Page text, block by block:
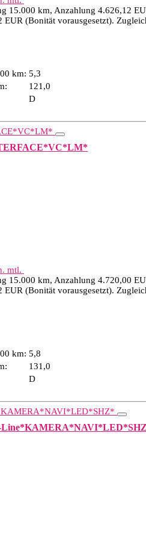
15.000 km, Anzahlung 4.626,12
(Bonität vorausgesetzt).
km: 5,3
121,0
D
mtl.
15.000 km, Anzahlung 4.720,00
(Bonität vorausgesetzt).
km: 5,8
131,0
D